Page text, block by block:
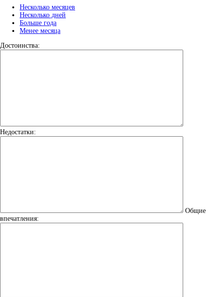
Несколько месяцев
Несколько дней
Больше года
Менее месяца
Достоинства:
Недостатки:
Общие
впечатления: